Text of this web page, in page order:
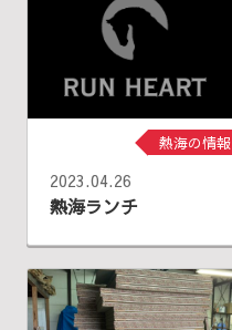
熱海の情報
2023.04.26
熱海ランチ